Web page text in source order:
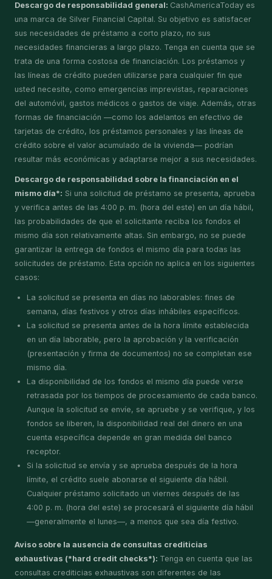
Descargo de responsabilidad general: CashAmericaToday es
una marca de Silver Financial Capital. Su objetivo es satisfacer
sus necesidades de préstamo a corto plazo, no sus
necesidades financieras a largo plazo. Tenga en cuenta que se
trata de una forma costosa de financiación. Los préstamos y
las líneas de crédito pueden utilizarse para cualquier fin que
usted necesite, como emergencias imprevistas, reparaciones
del automóvil, gastos médicos o gastos de viaje. Además, otras
formas de financiación —como los adelantos en efectivo de
tarjetas de crédito, los préstamos personales y las líneas de
crédito sobre el valor acumulado de la vivienda— podrían
resultar más económicas y adaptarse mejor a sus necesidades.
Descargo de responsabilidad sobre la financiación en el
mismo día*: Si una solicitud de préstamo se presenta, aprueba
y verifica antes de las 4:00 p. m. (hora del este) en un día hábil,
las probabilidades de que el solicitante reciba los fondos el
mismo día son relativamente altas. Sin embargo, no se puede
garantizar la entrega de fondos el mismo día para todas las
solicitudes de préstamo. Esta opción no aplica en los siguientes
casos:
La solicitud se presenta en días no laborables: fines de
semana, días festivos y otros días inhábiles específicos.
La solicitud se presenta antes de la hora límite establecida
en un día laborable, pero la aprobación y la verificación
(presentación y firma de documentos) no se completan ese
mismo día.
La disponibilidad de los fondos el mismo día puede verse
retrasada por los tiempos de procesamiento de cada banco.
Aunque la solicitud se envíe, se apruebe y se verifique, y los
fondos se liberen, la disponibilidad real del dinero en una
cuenta específica depende en gran medida del banco
receptor.
Si la solicitud se envía y se aprueba después de la hora
límite, el crédito suele abonarse el siguiente día hábil.
Cualquier préstamo solicitado un viernes después de las
4:00 p. m. (hora del este) se procesará el siguiente día hábil
—generalmente el lunes—, a menos que sea día festivo.
Aviso sobre la ausencia de consultas crediticias
exhaustivas (*hard credit checks*): Tenga en cuenta que las
consultas crediticias exhaustivas son diferentes de las